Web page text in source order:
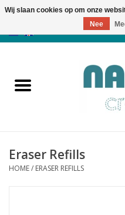
Producten
Nieuws
Eraser Refills
HOME/ ERASER REFILLS
Wij slaan cookies op om onze
Nee